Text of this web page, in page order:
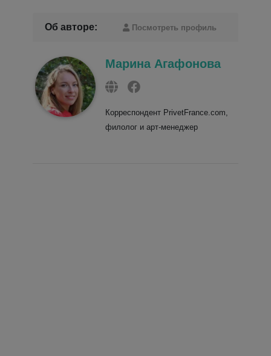
Об авторе: Посмотреть профиль
Марина Агафонова
Корреспондент PrivetFrance.com,
филолог и арт-менеджер